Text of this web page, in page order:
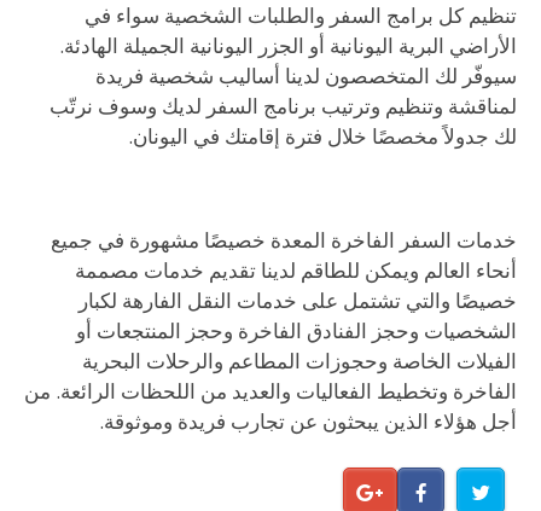
تنظيم كل برامج السفر والطلبات الشخصية سواء في
الأراضي البرية اليونانية أو الجزر اليونانية الجميلة الهادئة.
سيوفّر لك المتخصصون لدينا أساليب شخصية فريدة
لمناقشة وتنظيم وترتيب برنامج السفر لديك وسوف نرتّب
لك جدولاً مخصصًا خلال فترة إقامتك في اليونان.
خدمات السفر الفاخرة المعدة خصيصًا مشهورة في جميع
أنحاء العالم ويمكن للطاقم لدينا تقديم خدمات مصممة
خصيصًا والتي تشتمل على خدمات النقل الفارهة لكبار
الشخصيات وحجز الفنادق الفاخرة وحجز المنتجعات أو
الفيلات الخاصة وحجوزات المطاعم والرحلات البحرية
الفاخرة وتخطيط الفعاليات والعديد من اللحظات الرائعة. من
أجل هؤلاء الذين يبحثون عن تجارب فريدة وموثوقة.